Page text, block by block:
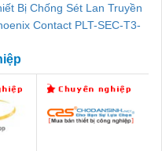
Bị Chống Sét Lan Truyền
Contact PLT-SEC-T3-